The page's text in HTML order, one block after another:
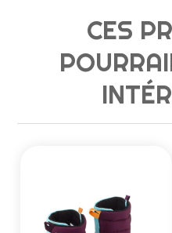
CES